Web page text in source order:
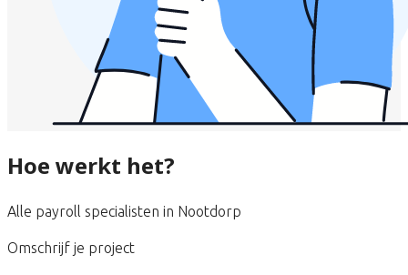
Hoe werkt het?
Alle payroll specialisten in Nootdorp
Omschrijf je project